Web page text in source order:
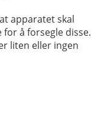
apparatet skal
å forsegle disse.
liten eller ingen